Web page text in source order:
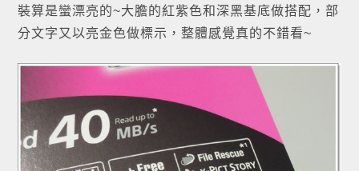
裝算是蠻漂亮的~大膽的紅紫色和深黑基底做搭配，部
分文字又以亮金色做標示，整體感覺真的不錯看~